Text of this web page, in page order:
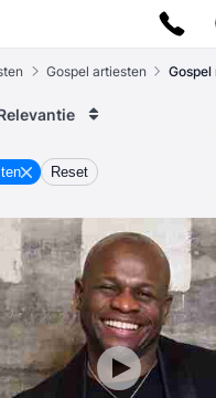
Gospel artiesten
Reset